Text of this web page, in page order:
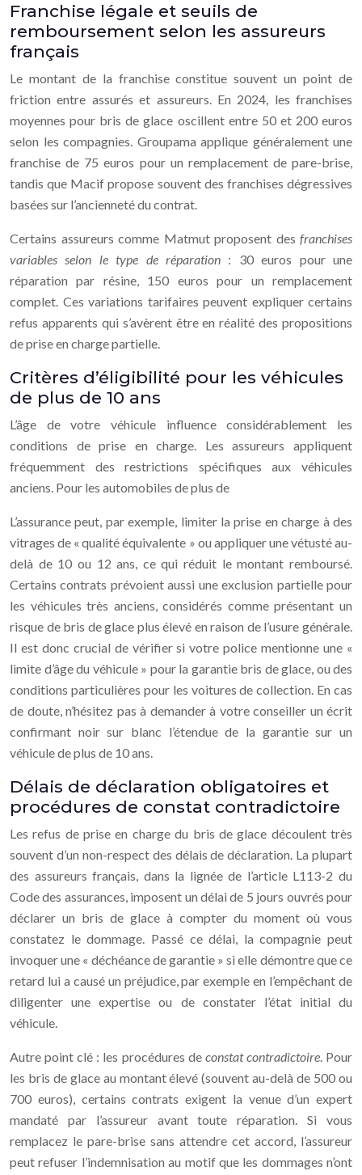
Franchise légale et seuils de
remboursement selon les assureurs
français
Le montant de la franchise constitue souvent un point de
friction entre assurés et assureurs. En 2024, les franchises
moyennes pour bris de glace oscillent entre 50 et 200 euros
selon les compagnies. Groupama applique généralement une
franchise de 75 euros pour un remplacement de pare-brise,
tandis que Macif propose souvent des franchises dégressives
basées sur l’ancienneté du contrat.
Certains assureurs comme Matmut proposent des franchises
variables selon le type de réparation : 30 euros pour une
réparation par résine, 150 euros pour un remplacement
complet. Ces variations tarifaires peuvent expliquer certains
refus apparents qui s’avèrent être en réalité des propositions
de prise en charge partielle.
Critères d’éligibilité pour les véhicules
de plus de 10 ans
L’âge de votre véhicule influence considérablement les
conditions de prise en charge. Les assureurs appliquent
fréquemment des restrictions spécifiques aux véhicules
anciens. Pour les automobiles de plus de
L’assurance peut, par exemple, limiter la prise en charge à des
vitrages de « qualité équivalente » ou appliquer une vétusté au-
delà de 10 ou 12 ans, ce qui réduit le montant remboursé.
Certains contrats prévoient aussi une exclusion partielle pour
les véhicules très anciens, considérés comme présentant un
risque de bris de glace plus élevé en raison de l’usure générale.
Il est donc crucial de vérifier si votre police mentionne une «
limite d’âge du véhicule » pour la garantie bris de glace, ou des
conditions particulières pour les voitures de collection. En cas
de doute, n’hésitez pas à demander à votre conseiller un écrit
confirmant noir sur blanc l’étendue de la garantie sur un
véhicule de plus de 10 ans.
Délais de déclaration obligatoires et
procédures de constat contradictoire
Les refus de prise en charge du bris de glace découlent très
souvent d’un non-respect des délais de déclaration. La plupart
des assureurs français, dans la lignée de l’article L113-2 du
Code des assurances, imposent un délai de 5 jours ouvrés pour
déclarer un bris de glace à compter du moment où vous
constatez le dommage. Passé ce délai, la compagnie peut
invoquer une « déchéance de garantie » si elle démontre que ce
retard lui a causé un préjudice, par exemple en l’empêchant de
diligenter une expertise ou de constater l’état initial du
véhicule.
Autre point clé : les procédures de constat contradictoire. Pour
les bris de glace au montant élevé (souvent au-delà de 500 ou
700 euros), certains contrats exigent la venue d’un expert
mandaté par l’assureur avant toute réparation. Si vous
remplacez le pare-brise sans attendre cet accord, l’assureur
peut refuser l’indemnisation au motif que les dommages n’ont